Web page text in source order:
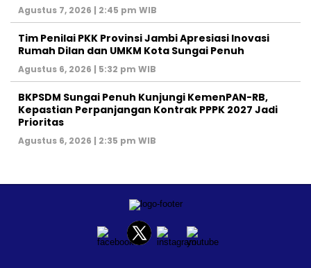
Agustus 7, 2026 | 2:45 pm WIB
Tim Penilai PKK Provinsi Jambi Apresiasi Inovasi
Rumah Dilan dan UMKM Kota Sungai Penuh
Agustus 6, 2026 | 5:32 pm WIB
BKPSDM Sungai Penuh Kunjungi KemenPAN-RB,
Kepastian Perpanjangan Kontrak PPPK 2027 Jadi
Prioritas
Agustus 6, 2026 | 2:35 pm WIB